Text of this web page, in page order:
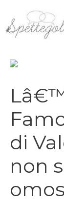
contenuto
di
non